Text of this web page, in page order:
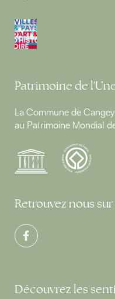
Patrimoine de
La Commune de
au Patrimoine Mondial
Retrouvez nous sur
Découvrez les